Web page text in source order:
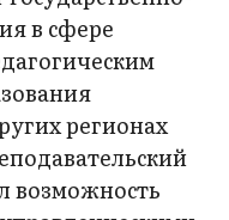
в сфере
регионах
возможность